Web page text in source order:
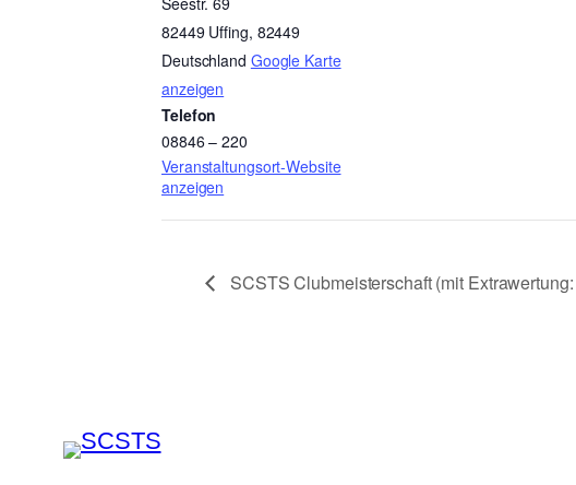
82449 Uffing, 82449
Deutschland Google Karte
anzeigen
Telefon
08846 – 220
Veranstaltungsort-Website
anzeigen
SCSTS Clubmeisterschaft (mit